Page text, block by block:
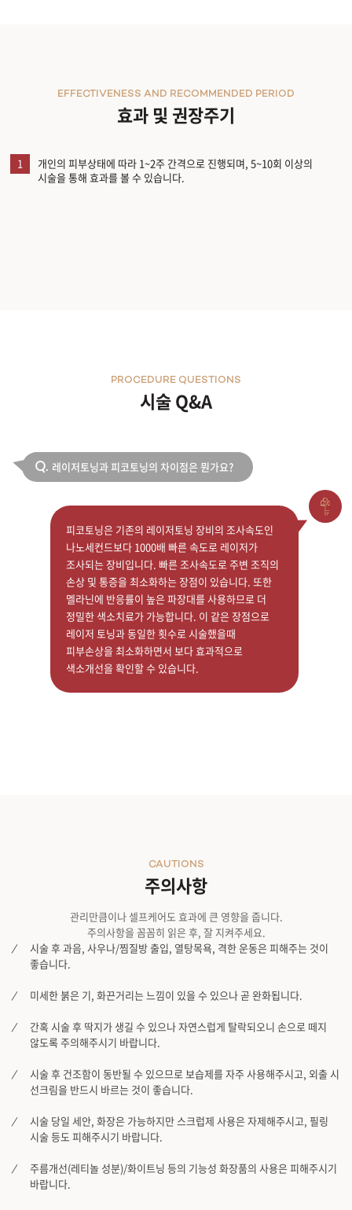
효과 및 권장주기
EFFECTIVENESS AND RECOMMENDED PERIOD
1
개인의 피부상태에 따라 1~2주 간격으로 진행되며, 5~10회 이상의
시술을 통해 효과를 볼 수 있습니다.
시술 Q&A
PROCEDURE QUESTIONS
Q. 레이저토닝과 피코토닝의 차이점은 뭔가요?
피코토닝은 기존의 레이저토닝 장비의 조사속도인
나노세컨드보다 1000배 빠른 속도로 레이저가
조사되는 장비입니다. 빠른 조사속도로 주변 조직의
손상 및 통증을 최소화하는 장점이 있습니다. 또한
멜라닌에 반응률이 높은 파장대를 사용하므로 더
정밀한 색소치료가 가능합니다. 이 같은 장점으로
레이저 토닝과 동일한 횟수로 시술했을때
피부손상을 최소화하면서 보다 효과적으로
색소개선을 확인할 수 있습니다.
주의사항
CAUTIONS
관리만큼이나 셀프케어도 효과에 큰 영향을 줍니다.
주의사항을 꼼꼼히 읽은 후, 잘 지켜주세요.
시술 후 과음, 사우나/찜질방 출입, 열탕목욕, 격한 운동은 피해주는 것이
좋습니다.
미세한 붉은 기, 화끈거리는 느낌이 있을 수 있으나 곧 완화됩니다.
간혹 시술 후 딱지가 생길 수 있으나 자연스럽게 탈락되오니 손으로 떼지
않도록 주의해주시기 바랍니다.
시술 후 건조함이 동반될 수 있으므로 보습제를 자주 사용해주시고, 외출 시
선크림을 반드시 바르는 것이 좋습니다.
시술 당일 세안, 화장은 가능하지만 스크럽제 사용은 자제해주시고, 필링
시술 등도 피해주시기 바랍니다.
주름개선(레티놀 성분)/화이트닝 등의 기능성 화장품의 사용은 피해주시기
바랍니다.